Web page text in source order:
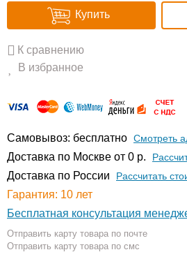
Купить
К сравнению
В избранное
Самовывоз: бесплатно Смотреть
Доставка по Москве от 0 р.
Доставка по России Рассчитать
Гарантия: 10 лет
Бесплатная консультация
Отправить карту товара по почте
Отправить карту товара по смс